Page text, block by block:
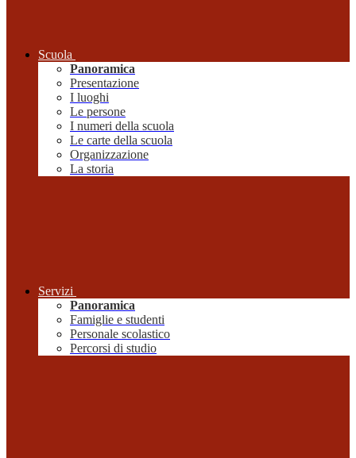
Scuola
Panoramica
Presentazione
I luoghi
Le persone
I numeri della scuola
Le carte della scuola
Organizzazione
La storia
Servizi
Panoramica
Famiglie e studenti
Personale scolastico
Percorsi di studio